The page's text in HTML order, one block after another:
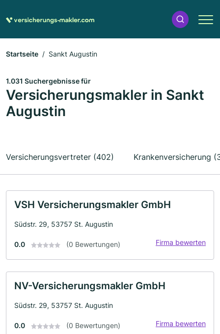
Startseite Sankt Augustin
1.031 Suchergebnisse für
Versicherungsmakler in Sankt
Augustin
Versicherungsvertreter (402) Krankenversicherung
VSH Versicherungsmakler GmbH
Südstr. 29, 53757 St. Augustin
0.0 (0 Bewertungen) Firma bewerten
NV-Versicherungsmakler GmbH
Südstr. 29, 53757 St. Augustin
0.0 (0 Bewertungen) Firma bewerten